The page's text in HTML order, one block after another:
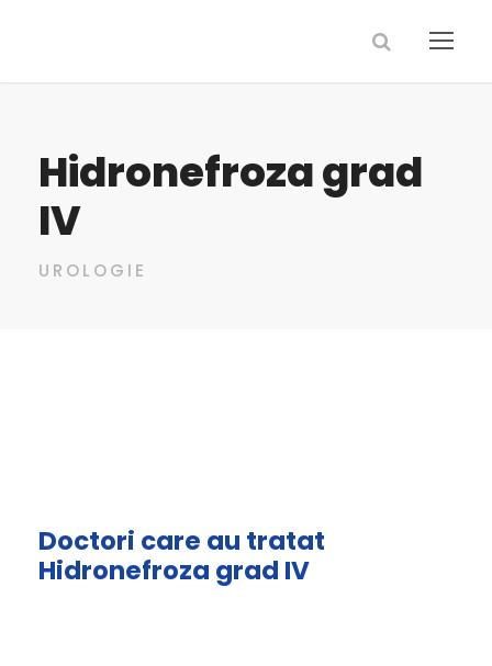
Hidronefroza grad
IV
UROLOGIE
Doctori care au tratat
Hidronefroza grad IV